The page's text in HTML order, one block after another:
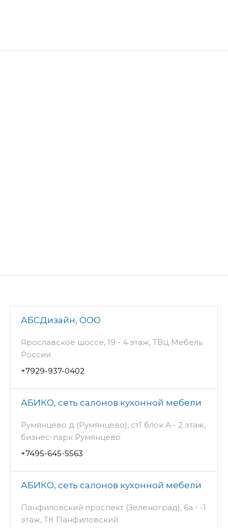
АБСДизайн, ООО
Ярославское шоссе, 19 - 4 этаж, ТВЦ Мебель
России
+7929-937-0402
АБИКО, сеть салонов кухонной мебели
Румянцево д (Румянцево), ст1 блок А - 2 этаж,
бизнес-парк Румянцево
+7495-645-5563
АБИКО, сеть салонов кухонной мебели
Панфиловский проспект (Зеленоград), 6а - -1
этаж, ТК Панфиловский